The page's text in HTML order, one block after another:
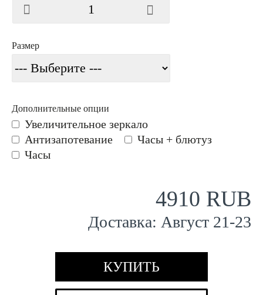
4910 RUB
Размер
Дополнительные опции
Увеличительное зеркало
Антизапотевание
Часы + блютуз
Часы
Доставка: Август 21-23
КУПИТЬ